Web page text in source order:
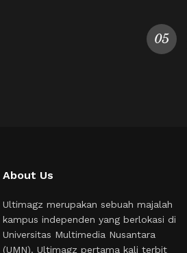
About Us
Ultimagz merupakan sebuah majalah
kampus independen yang berlokasi di
Universitas Multimedia Nusantara
(UMN). Ultimagz pertama kali terbit